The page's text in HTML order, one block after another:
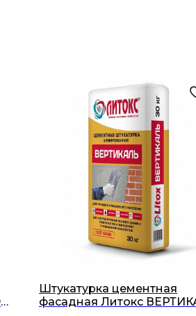
Штукатурка цементная
фасадная Литокс